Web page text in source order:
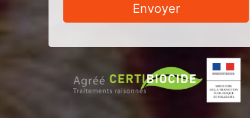
Envoyer